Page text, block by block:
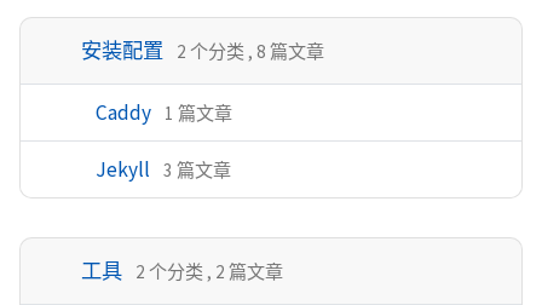
安装配置 2 个分类 , 8 篇文章
Caddy 1 篇文章
Jekyll 3 篇文章
工具 2 个分类 , 2 篇文章